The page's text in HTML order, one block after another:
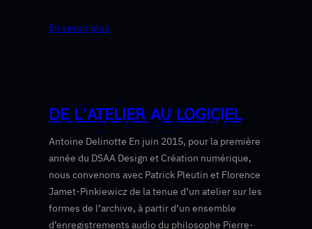
En savoir plus
DE L’ATELIER AU LOGICIEL
Antoine Delinotte En juin 2015, pour la première
année du DSAA Design et Création numérique,
nous convenons avec Patrick Pleutin et Florence
Jamet-Pinkiewicz de la tenue d’un atelier sur les
formes de l’archive, à partir d’un ensemble
d’enregistrements audio du philosophe Pierre-